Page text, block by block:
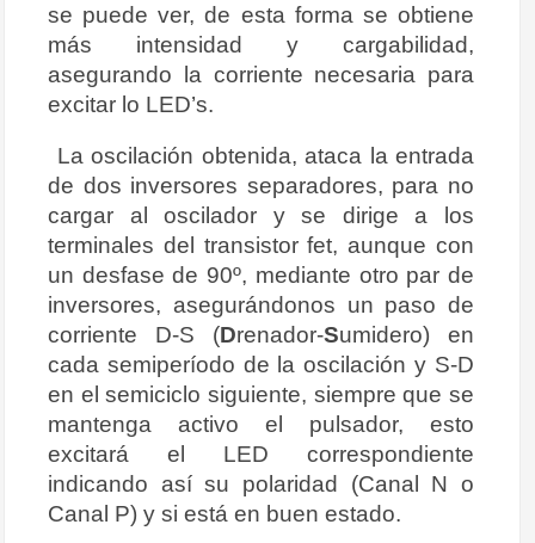
se puede ver, de esta forma se obtiene
más intensidad y cargabilidad,
asegurando la corriente necesaria para
excitar lo LED’s.
La oscilación obtenida, ataca la entrada
de dos inversores separadores, para no
cargar al oscilador y se dirige a los
terminales del transistor fet, aunque con
un desfase de 90º, mediante otro par de
inversores, asegurándonos un paso de
corriente D-S (Drenador-Sumidero) en
cada semiperíodo de la oscilación y S-D
en el semiciclo siguiente, siempre que se
mantenga activo el pulsador, esto
excitará el LED correspondiente
indicando así su polaridad (Canal N o
Canal P) y si está en buen estado.